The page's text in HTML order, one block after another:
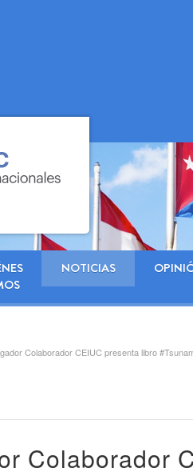
NOTICIAS
Colaborador CEIUC presenta libro
Colaborador